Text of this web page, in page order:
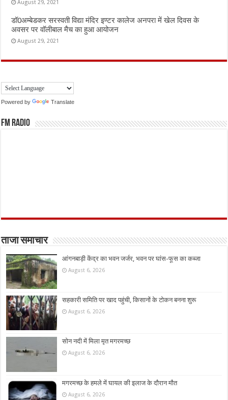
August 29, 2021
डॉ0अम्बेडकर सरस्वती विद्या मंदिर इण्टर कालेज अनपरा में खेल दिवस के
अवसर पर वॉलीबाल मैच का हुआ आयोजन
August 29, 2021
Powered by Translate
FM Radio
ताजा समाचार
आंगनबाड़ी केंद्र का भवन जर्जर, भवन पर घांस-फूस का कब्जा
August 6, 2026
सहकारी समिति पर खाद पहुंची, किसानों के टोकन बनना शुरू
August 6, 2026
सोन नदी में मिला मृत मगरमच्छ
August 6, 2026
मगरमच्छ के हमले में घायल की इलाज के दौरान मौत
August 6, 2026